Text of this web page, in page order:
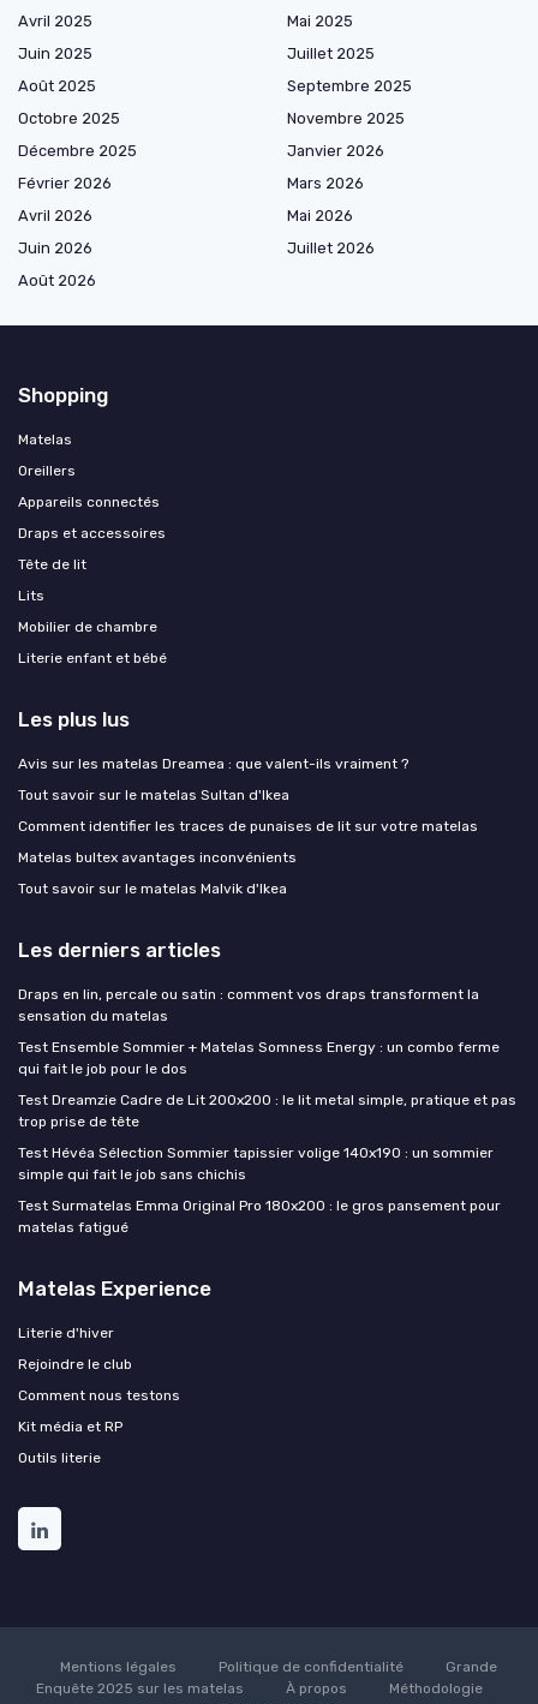
Avril 2025
Mai 2025
Juin 2025
Juillet 2025
Août 2025
Septembre 2025
Octobre 2025
Novembre 2025
Décembre 2025
Janvier 2026
Février 2026
Mars 2026
Avril 2026
Mai 2026
Juin 2026
Juillet 2026
Août 2026
Shopping
Matelas
Oreillers
Appareils connectés
Draps et accessoires
Tête de lit
Lits
Mobilier de chambre
Literie enfant et bébé
Les plus lus
Avis sur les matelas Dreamea : que valent-ils vraiment ?
Tout savoir sur le matelas Sultan d'Ikea
Comment identifier les traces de punaises de lit sur votre matelas
Matelas bultex avantages inconvénients
Tout savoir sur le matelas Malvik d'Ikea
Les derniers articles
Draps en lin, percale ou satin : comment vos draps transforment la
sensation du matelas
Test Ensemble Sommier + Matelas Somness Energy : un combo ferme
qui fait le job pour le dos
Test Dreamzie Cadre de Lit 200x200 : le lit metal simple, pratique et pas
trop prise de tête
Test Hévéa Sélection Sommier tapissier volige 140x190 : un sommier
simple qui fait le job sans chichis
Test Surmatelas Emma Original Pro 180x200 : le gros pansement pour
matelas fatigué
Matelas Experience
Literie d'hiver
Rejoindre le club
Comment nous testons
Kit média et RP
Outils literie
Mentions légales Politique de confidentialité
Grande
Enquête 2025 sur les matelas
À propos
Méthodologie